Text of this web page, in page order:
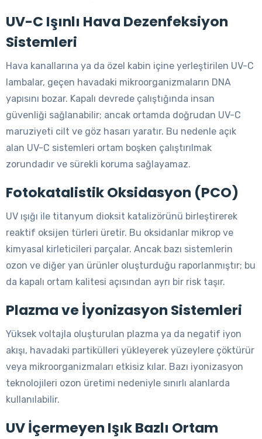
UV-C Işınlı Hava Dezenfeksiyon
Sistemleri
Hava kanallarına ya da özel kabin içine yerleştirilen UV-C
lambalar, geçen havadaki mikroorganizmaların DNA
yapısını bozar. Kapalı devrede çalıştığında insan
güvenliği sağlanabilir; ancak ortamda doğrudan UV-C
maruziyeti cilt ve göz hasarı yaratır. Bu nedenle açık
alan UV-C sistemleri ortam boşken çalıştırılmak
zorundadır ve sürekli koruma sağlayamaz.
Fotokatalistik Oksidasyon (PCO)
UV ışığı ile titanyum dioksit katalizörünü birleştirerek
reaktif oksijen türleri üretir. Bu oksidanlar mikrop ve
kimyasal kirleticileri parçalar. Ancak bazı sistemlerin
ozon ve diğer yan ürünler oluşturduğu raporlanmıştır; bu
da kapalı ortam kalitesi açısından ayrı bir risk taşır.
Plazma ve İyonizasyon Sistemleri
Yüksek voltajla oluşturulan plazma ya da negatif iyon
akışı, havadaki partikülleri yükleyerek yüzeylere çöktürür
veya mikroorganizmaları etkisiz kılar. Bazı iyonizasyon
teknolojileri ozon üretimi nedeniyle sınırlı alanlarda
kullanılabilir.
UV İçermeyen Işık Bazlı Ortam